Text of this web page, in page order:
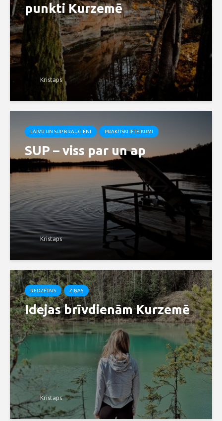
punkti Kurzemē
Kristaps
LAIVU UN SUP BRAUCIENI PRAKTISKI IETEIKUMI
SUP – viss par un ap
Kristaps
REDZĒTAIS ZIŅAS
Idejas brīvdienām Kurzemē
Kristaps